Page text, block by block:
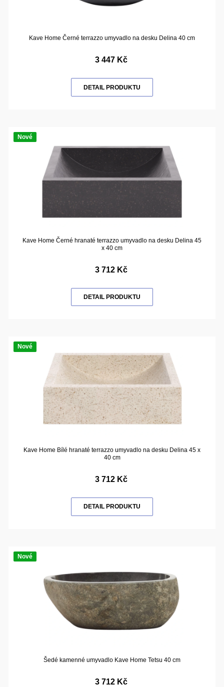
Kave Home Černé terrazzo umyvadlo na desku Delina 40 cm
3 447 Kč
DETAIL PRODUKTU
Nové
Kave Home Černé hranaté terrazzo umyvadlo na desku Delina 45
x 40 cm
3 712 Kč
DETAIL PRODUKTU
Nové
Kave Home Bílé hranaté terrazzo umyvadlo na desku Delina 45 x
40 cm
3 712 Kč
DETAIL PRODUKTU
Nové
Šedé kamenné umyvadlo Kave Home Tetsu 40 cm
3 712 Kč